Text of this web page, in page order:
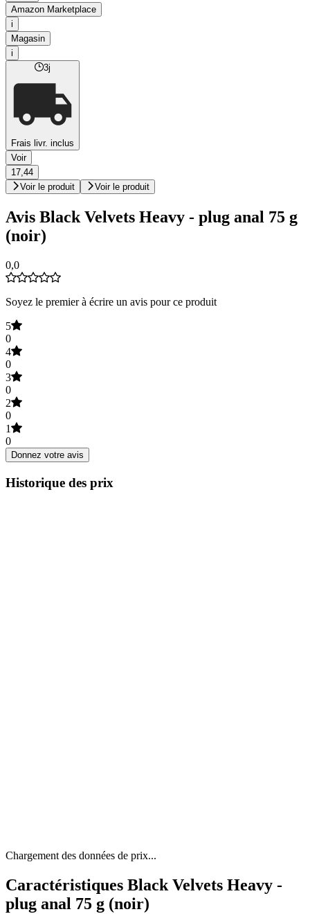
Amazon Marketplace
i
Magasin
i
3j
Frais livr. inclus
Voir
17,44
Voir le produit
Voir le produit
Avis Black Velvets Heavy - plug anal 75 g
(noir)
0,0
Soyez le premier à écrire un avis pour ce produit
5
0
4
0
3
0
2
0
1
0
Donnez votre avis
Historique des prix
Chargement des données de prix...
Caractéristiques Black Velvets Heavy -
plug anal 75 g (noir)